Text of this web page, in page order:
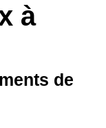
à
de